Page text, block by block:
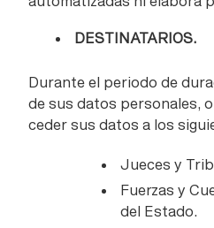
DESTINATARIOS.
Durante el periodo de
de sus datos personales,
ceder sus datos a los
Jueces y
Fuerzas y
del Estado.